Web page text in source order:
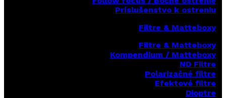
Príslušenstvo k ostreniu
Filtre & Matteboxy
Filtre & Matteboxy
Kompendium / Matteboxy
ND Filtre
Polarizačné filtre
Efektové filtre
Dioptre